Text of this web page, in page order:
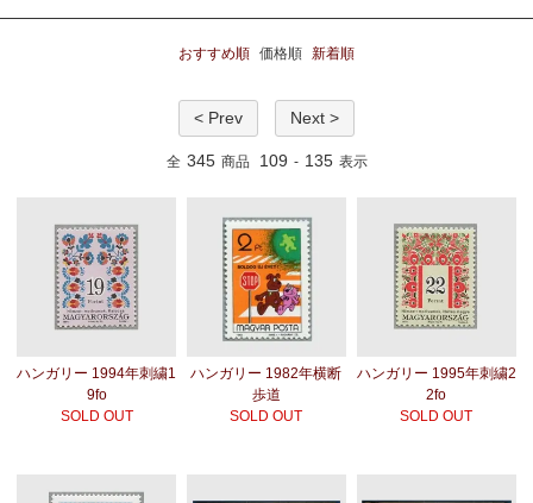
おすすめ順 価格順 新着順
< Prev Next >
全 345 商品 109 - 135 表示
ハンガリー 1994年刺繍1
9fo
SOLD OUT
ハンガリー 1982年横断
歩道
SOLD OUT
ハンガリー 1995年刺繍2
2fo
SOLD OUT